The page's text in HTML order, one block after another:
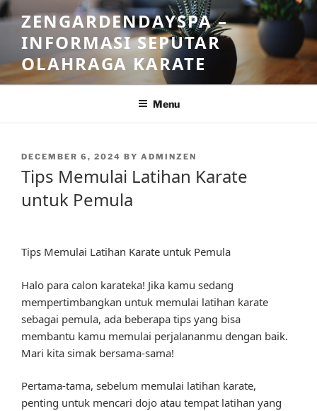
Skip
to
content
ZENGARDENDAYSPA –
INFORMASI SEPUTAR
OLAHRAGA KARATE
Menu
POSTED
ON
DECEMBER 6, 2024 BY ADMINZEN
Tips Memulai Latihan Karate
untuk Pemula
Tips Memulai Latihan Karate untuk Pemula
Halo para calon karateka! Jika kamu sedang
mempertimbangkan untuk memulai latihan karate
sebagai pemula, ada beberapa tips yang bisa
membantu kamu memulai perjalananmu dengan baik.
Mari kita simak bersama-sama!
Pertama-tama, sebelum memulai latihan karate,
penting untuk mencari dojo atau tempat latihan yang